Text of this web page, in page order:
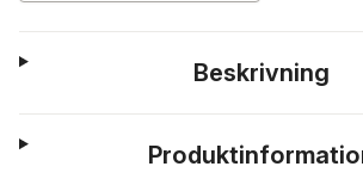
Beskrivning